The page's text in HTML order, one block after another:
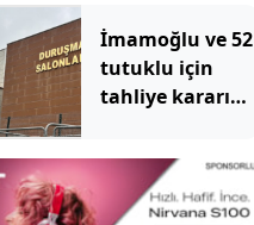
İmamoğlu ve 52
tutuklu için
tahliye kararı